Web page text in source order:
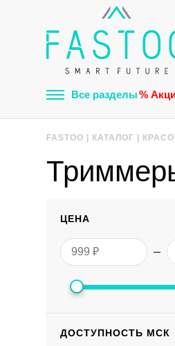
Все разделы%
FASTOO КАТАЛОГ
ЦЕНА
ДОСТУПНОСТЬ МСК